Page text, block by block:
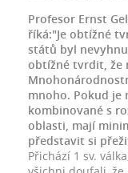
Profesor Ernst
říká:"Je obtížné
států byl
obtížné tvrdit, že
mnoho. Pokud je
kombinované s
oblasti, mají
představit si
Přichází 1 sv.